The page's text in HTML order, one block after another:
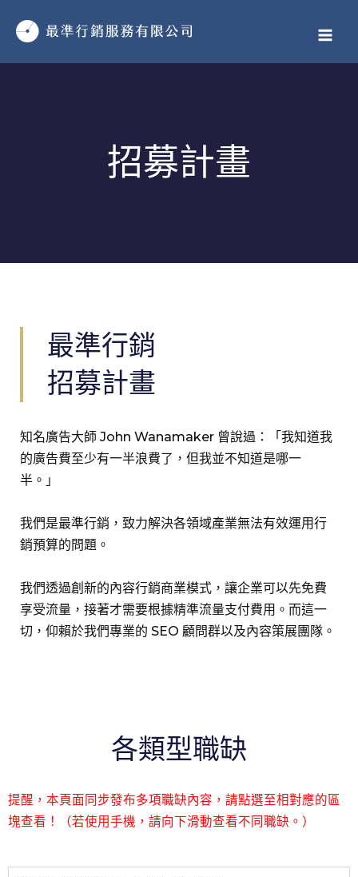
招募計畫
最準行銷
招募計畫
知名廣告大師 John Wanamaker 曾說過：「我知道我
的廣告費至少有一半浪費了，但我並不知道是哪一
半。」
我們是最準行銷，致力解決各領域產業無法有效運用行
銷預算的問題。
我們透過創新的內容行銷商業模式，讓企業可以先免費
享受流量，接著才需要根據精準流量支付費用。而這一
切，仰賴於我們專業的 SEO 顧問群以及內容策展團隊。
各類型職缺
提醒，本頁面同步發布多項職缺內容，請點選至相對應的區
塊查看！（若使用手機，請向下滑動查看不同職缺。）